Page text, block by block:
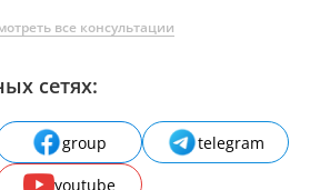
все консультации
сетях:
group
telegram
youtube